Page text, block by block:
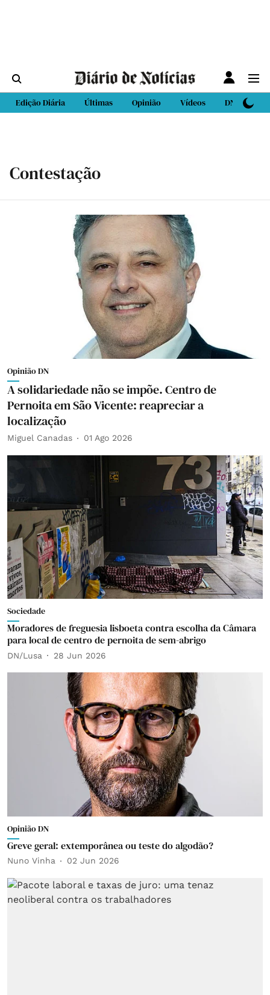
Edição Diária Últimas Opinião Vídeos DN Sport
Contestação
Opinião DN
A solidariedade não se impõe. Centro de
Pernoita em São Vicente: reapreciar a
localização
Miguel Canadas 01 Ago 2026
Sociedade
Moradores de freguesia lisboeta contra escolha da Câmara
para local de centro de pernoita de sem-abrigo
DN/Lusa 28 Jun 2026
Opinião DN
Greve geral: extemporânea ou teste do algodão?
Nuno Vinha 02 Jun 2026